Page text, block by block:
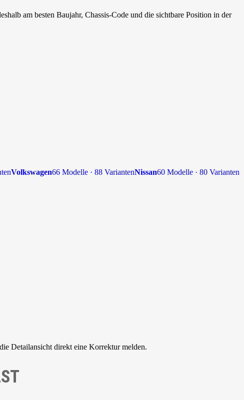
am besten Baujahr, Chassis-Code und die sichtbare Position in der
Volkswagen66 Modelle · 88 VariantenNissan60 Modelle · 80 Varianten
Detailansicht direkt eine Korrektur melden.